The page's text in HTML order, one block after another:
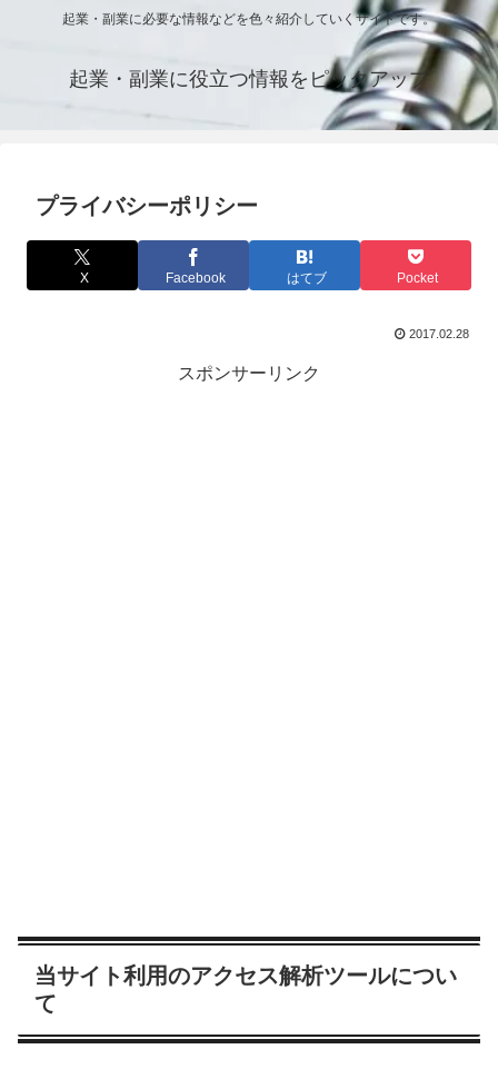
起業・副業に必要な情報などを色々紹介していくサイトです。
起業・副業に役立つ情報をピックアップ
プライバシーポリシー
X Facebook はてブ Pocket
2017.02.28
スポンサーリンク
当サイト利用のアクセス解析ツールについ
て